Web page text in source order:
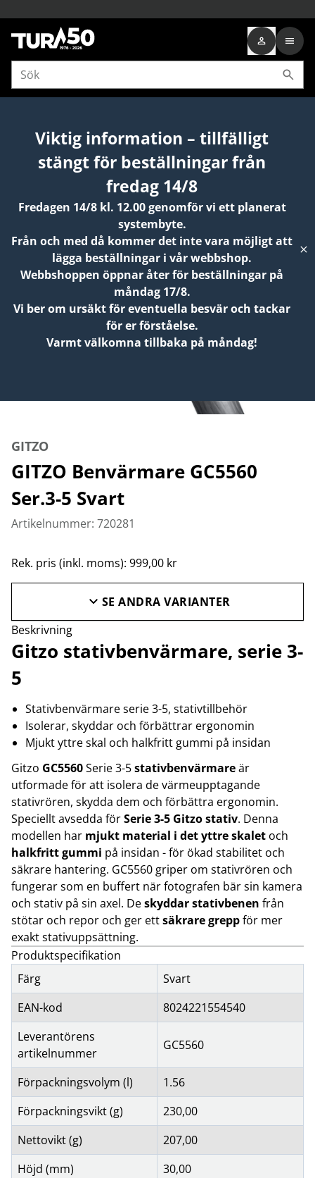
Viktig information – tillfälligt
stängt för beställningar från
fredag 14/8
Fredagen 14/8 kl. 12.00 genomför vi ett planerat
systembyte.
Från och med då kommer det inte vara möjligt att
lägga beställningar i vår webbshop.
Webbshoppen öppnar åter för beställningar på
måndag 17/8.
Vi ber om ursäkt för eventuella besvär och tackar
för er förståelse.
Varmt välkomna tillbaka på måndag!
GITZO
GITZO Benvärmare GC5560
Ser.3-5 Svart
Artikelnummer: 720281
Rek. pris (inkl. moms): 999,00 kr
SE ANDRA VARIANTER
Beskrivning
Gitzo stativbenvärmare, serie 3-
5
Stativbenvärmare serie 3-5, stativtillbehör
Isolerar, skyddar och förbättrar ergonomin
Mjukt yttre skal och halkfritt gummi på insidan
Gitzo GC5560Serie 3-5stativbenvärmareär
utformade för att isolera de värmeupptagande
stativrören, skydda dem och förbättra ergonomin.
Speciellt avsedda förSerie 3-5 Gitzo stativ. Denna
modellen har mjukt material i det yttre skalet och
halkfritt gummi på insidan - för ökad stabilitet och
säkrare hantering. GC5560 griper om stativrören och
fungerar som en buffert när fotografen bär sin kamera
och stativ på sin axel. Deskyddar stativbenen från
stötar och repor och ger ettsäkrare greppför mer
exakt stativuppsättning.
Produktspecifikation
Färg
Svart
EAN-kod
8024221554540
Leverantörens
artikelnummer
GC5560
Förpackningsvolym (l)
1.56
Förpackningsvikt (g)
230,00
Nettovikt (g)
207,00
Höjd (mm)
30,00